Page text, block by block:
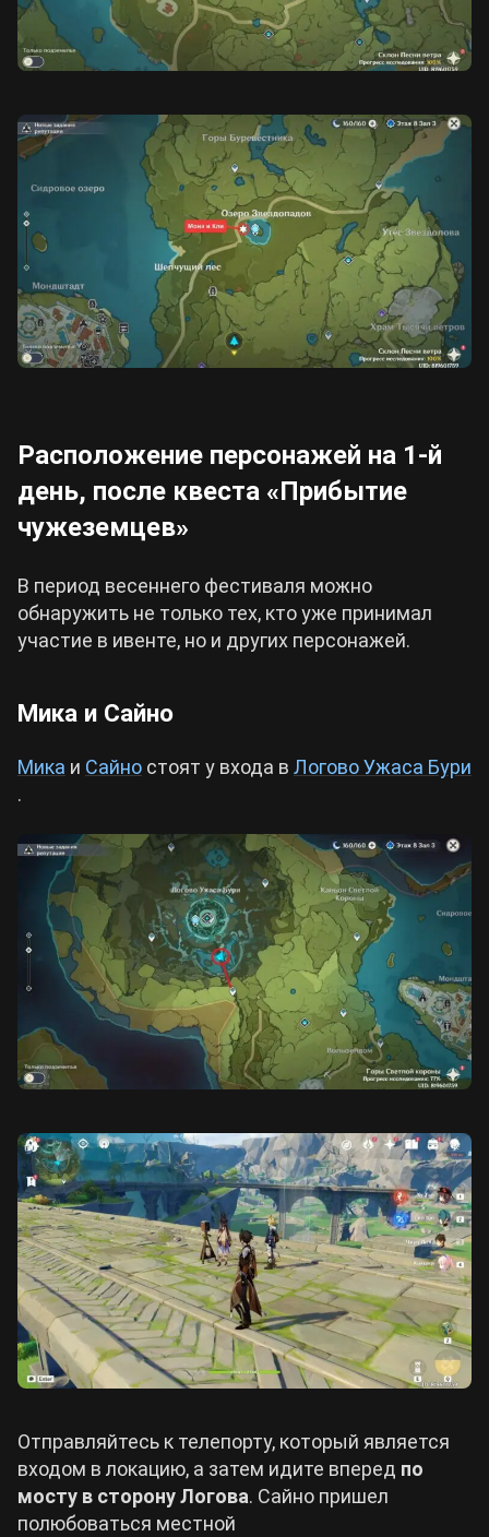
Расположение персонажей на 1-й
день, после квеста «Прибытие
чужеземцев»
В период весеннего фестиваля можно
обнаружить не только тех, кто уже принимал
участие в ивенте, но и других персонажей.
Мика и Сайно
Мика и Сайно стоят у входа в Логово Ужаса Бури
.
Отправляйтесь к телепорту, который является
входом в локацию, а затем идите вперед по
мосту в сторону Логова. Сайно пришел
полюбоваться местной